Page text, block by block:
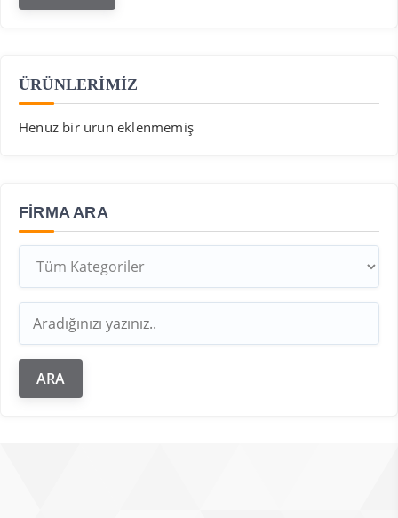
ÜRÜNLERİMİZ
Henüz bir ürün eklenmemiş
FIRMA ARA